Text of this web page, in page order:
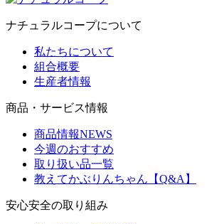
ナチュラルコープについて
私たちについて
組合概要
生産者情報
商品・サービス情報
商品情報NEWS
今週のおすすめ
取り扱い品一覧
教えてかぶりんちゃん【Q&A】
安心安全の取り組み